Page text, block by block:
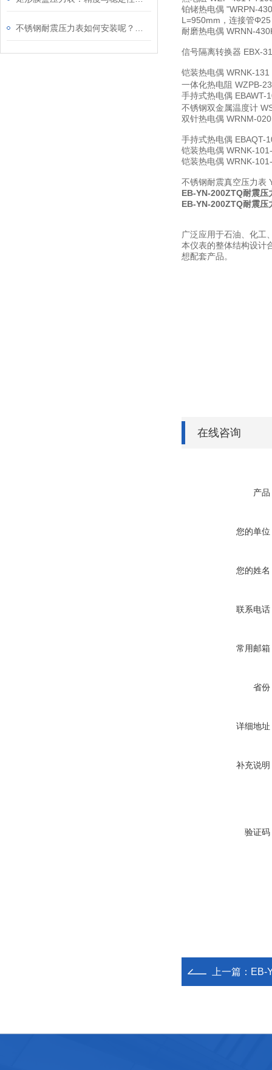
铂铑热电偶 "WRPN-
L=950mm，连接管
耐磨热电偶 WRNN-
信号隔离转换器 EBX-
铠装热电偶 WRNK-
一体化热电阻 WZPB-
手持式热电偶
不锈钢双金属温度计
双针热电偶 WRNM-020
手持式热电偶 EBAQT-
铠装热电偶 WRNK-
铠装热电偶 WRNK-
不锈钢耐震真空压力表
EB-YN-200ZTQ耐震压
EB-YN-200ZTQ耐震压
广泛应用于石油、化工
本仪表的整体结构设计
想配套产品。
在线咨询
产品
您的单位
您的姓名
联系电话
常用邮箱
省份
详细地址
补充说明
验证码
上一篇： EB-